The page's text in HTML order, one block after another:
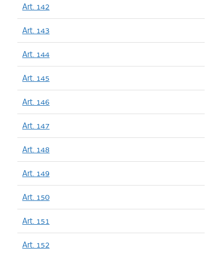
Art. 142
Art. 143
Art. 144
Art. 145
Art. 146
Art. 147
Art. 148
Art. 149
Art. 150
Art. 151
Art. 152